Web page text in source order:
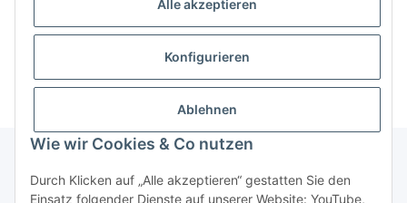
Alle akzeptieren
Konfigurieren
Ablehnen
Wie wir Cookies & Co nutzen
Durch Klicken auf „Alle akzeptieren“ gestatten Sie den
Einsatz folgender Dienste auf unserer Website: YouTube,
USt.-IdNr.:DE357950183
Geschäftsführer: Victor Nicolai
Informationen